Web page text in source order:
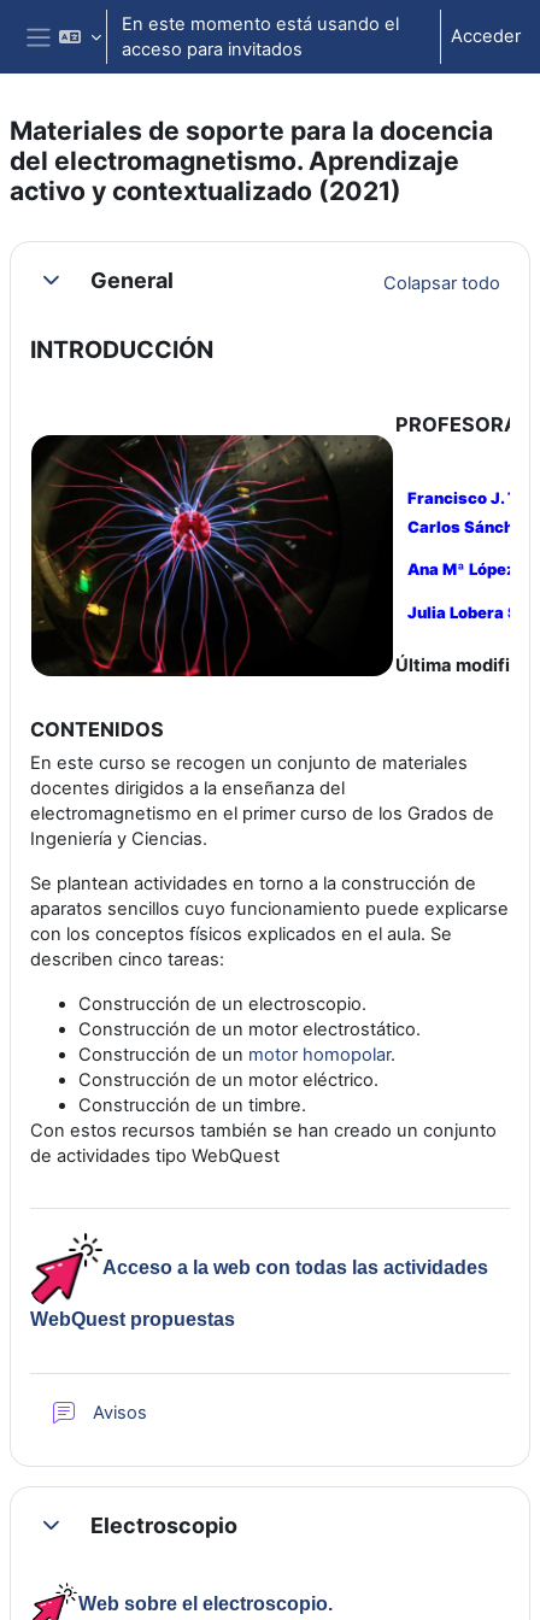
Salta al contenido principal
Panel lateral
En este momento está usando el
acceso para invitados
Acceder
Materiales de soporte para la docencia
del electromagnetismo. Aprendizaje
activo y contextualizado (2021)
Perfilado de sección
ColapsarGeneral Colapsar todo
INTRODUCCIÓN
Francisco J.
Carlos Sánchez
Ana Mª López
Julia Lobera
Última
CONTENIDOS
En este curso se recogen un conjunto de materiales
docentes dirigidos a la enseñanza del
electromagnetismo en el primer curso de los Grados de
Ingeniería y Ciencias.
Se plantean actividades en torno a la construcción de
aparatos sencillos cuyo funcionamiento puede explicarse
con los conceptos físicos explicados en el aula. Se
describen cinco tareas:
Construcción de un electroscopio.
Construcción de un motor electrostático.
Construcción de un motor homopolar.
Construcción de un motor eléctrico.
Construcción de un timbre.
Con estos recursos también se han creado un conjunto
de actividades tipo WebQuest
Acceso a la web con todas las actividades
WebQuest propuestas
Avisos
ColapsarElectroscopio
Web sobre el electroscopio.